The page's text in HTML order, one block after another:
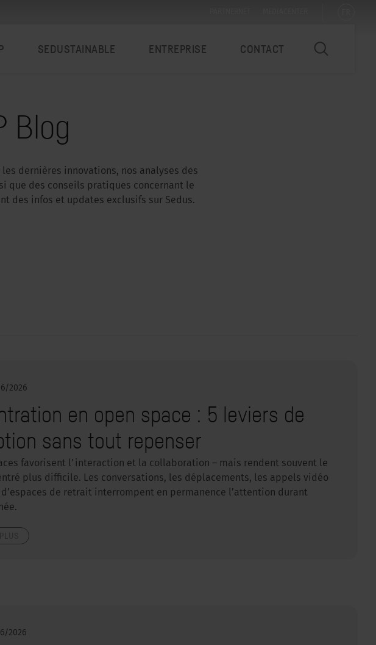
SEDUSTAINABLE ENTREPRISE CONTACT
Blog
dernières innovations, nos analyses des
que des conseils pratiques concernant le
des infos et updates exclusifs sur Sedus.
2026
en open space : 5 leviers de
sans tout repenser
favorisent l’interaction et la collaboration – mais rendent souvent le
plus difficile. Les conversations, les déplacements, les appels vidéo
d’espaces de retrait interrompent en permanence l’attention durant
2026